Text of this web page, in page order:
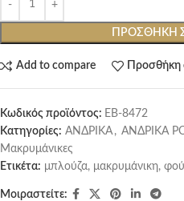
ΠΡΟΣΘΉΚΗ
Add to compare
Κωδικός προϊόντος: EB-8472
Κατηγορίες: ΑΝΔΡΙΚΑ , ΑΝΔΡΙΚΑ
Μακρυμάνικες
Ετικέτα: μπλούζα, μακρυμάνικη,
Μοιραστείτε: